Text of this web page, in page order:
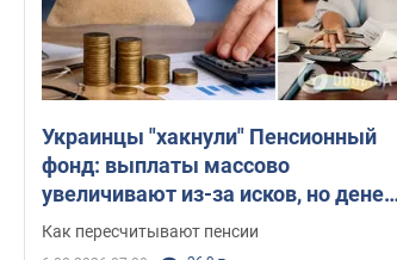
Украинцы "хакнули" Пенсионный
фонд: выплаты массово
увеличивают из-за исков, но денег
не хватает
Как пересчитывают пенсии